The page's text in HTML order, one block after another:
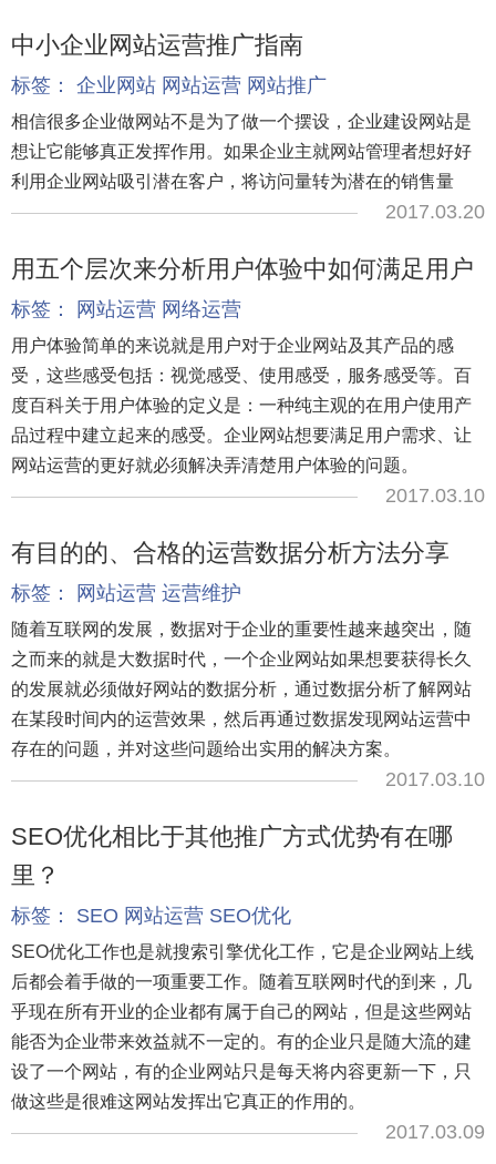
中小企业网站运营推广指南
标签： 企业网站 网站运营 网站推广
相信很多企业做网站不是为了做一个摆设，企业建设网站是
想让它能够真正发挥作用。如果企业主就网站管理者想好好
利用企业网站吸引潜在客户，将访问量转为潜在的销售量
2017.03.20
用五个层次来分析用户体验中如何满足用户
标签： 网站运营 网络运营
用户体验简单的来说就是用户对于企业网站及其产品的感
受，这些感受包括：视觉感受、使用感受，服务感受等。百
度百科关于用户体验的定义是：一种纯主观的在用户使用产
品过程中建立起来的感受。企业网站想要满足用户需求、让
网站运营的更好就必须解决弄清楚用户体验的问题。
2017.03.10
有目的的、合格的运营数据分析方法分享
标签： 网站运营 运营维护
随着互联网的发展，数据对于企业的重要性越来越突出，随
之而来的就是大数据时代，一个企业网站如果想要获得长久
的发展就必须做好网站的数据分析，通过数据分析了解网站
在某段时间内的运营效果，然后再通过数据发现网站运营中
存在的问题，并对这些问题给出实用的解决方案。
2017.03.10
SEO优化相比于其他推广方式优势有在哪
里？
标签： SEO 网站运营 SEO优化
SEO优化工作也是就搜索引擎优化工作，它是企业网站上线
后都会着手做的一项重要工作。随着互联网时代的到来，几
乎现在所有开业的企业都有属于自己的网站，但是这些网站
能否为企业带来效益就不一定的。有的企业只是随大流的建
设了一个网站，有的企业网站只是每天将内容更新一下，只
做这些是很难这网站发挥出它真正的作用的。
2017.03.09